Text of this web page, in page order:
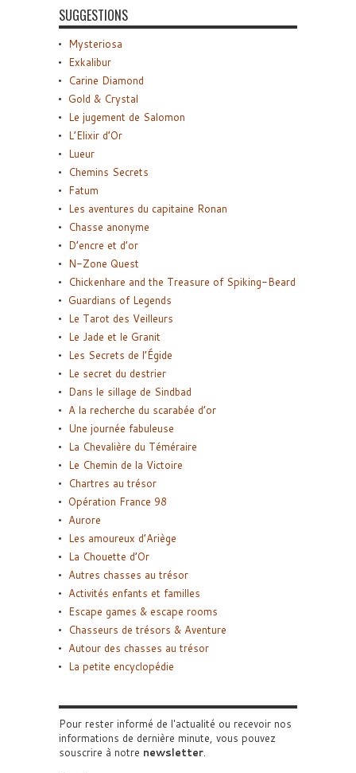
SUGGESTIONS
Mysteriosa
Exkalibur
Carine Diamond
Gold & Crystal
Le jugement de Salomon
L’Elixir d’Or
Lueur
Chemins Secrets
Fatum
Les aventures du capitaine Ronan
Chasse anonyme
D’encre et d’or
N-Zone Quest
Chickenhare and the Treasure of Spiking-Beard
Guardians of Legends
Le Tarot des Veilleurs
Le Jade et le Granit
Les Secrets de l’Égide
Le secret du destrier
Dans le sillage de Sindbad
A la recherche du scarabée d’or
Une journée fabuleuse
La Chevalière du Téméraire
Le Chemin de la Victoire
Chartres au trésor
Opération France 98
Aurore
Les amoureux d’Ariège
La Chouette d’Or
Autres chasses au trésor
Activités enfants et familles
Escape games & escape rooms
Chasseurs de trésors & Aventure
Autour des chasses au trésor
La petite encyclopédie
Pour rester informé de l'actualité ou recevoir nos
informations de dernière minute, vous pouvez
souscrire à notre newsletter.